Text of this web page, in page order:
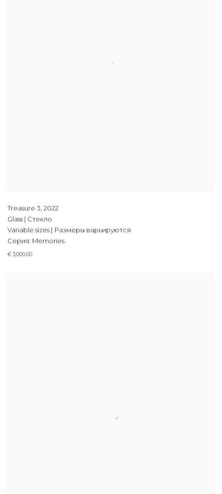
Treasure 3, 2022
Glass | Стекло
Variable sizes | Размеры варьируются
Серия: Memories
€ 3,000.00